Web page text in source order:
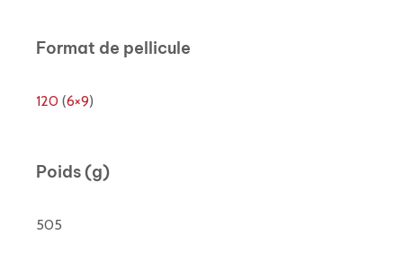
Format de pellicule
120 (6×9)
Poids (g)
505